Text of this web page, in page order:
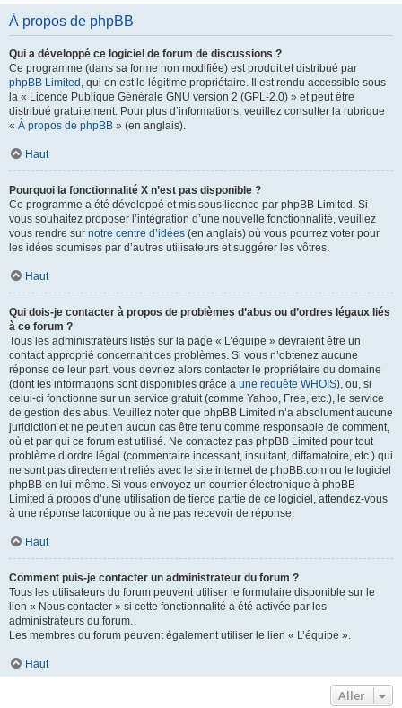
À propos de phpBB
Qui a développé ce logiciel de forum de discussions ?
Ce programme (dans sa forme non modifiée) est produit et distribué par
phpBB Limited , qui en est le légitime propriétaire. Il est rendu accessible sous
la « Licence Publique Générale GNU version 2 (GPL-2.0) » et peut être
distribué gratuitement. Pour plus d’informations, veuillez consulter la rubrique
« À propos de phpBB » (en anglais).
Haut
Pourquoi la fonctionnalité X n’est pas disponible ?
Ce programme a été développé et mis sous licence par phpBB Limited. Si
vous souhaitez proposer l’intégration d’une nouvelle fonctionnalité, veuillez
vous rendre sur notre centre d’idées (en anglais) où vous pourrez voter pour
les idées soumises par d’autres utilisateurs et suggérer les vôtres.
Haut
Qui dois-je contacter à propos de problèmes d’abus ou d’ordres légaux liés
à ce forum ?
Tous les administrateurs listés sur la page « L’équipe » devraient être un
contact approprié concernant ces problèmes. Si vous n’obtenez aucune
réponse de leur part, vous devriez alors contacter le propriétaire du domaine
(dont les informations sont disponibles grâce à une requête WHOIS), ou, si
celui-ci fonctionne sur un service gratuit (comme Yahoo, Free, etc.), le service
de gestion des abus. Veuillez noter que phpBB Limited n’a absolument aucune
juridiction et ne peut en aucun cas être tenu comme responsable de comment,
où et par qui ce forum est utilisé. Ne contactez pas phpBB Limited pour tout
problème d’ordre légal (commentaire incessant, insultant, diffamatoire, etc.) qui
ne sont pas directement reliés avec le site internet de phpBB.com ou le logiciel
phpBB en lui-même. Si vous envoyez un courrier électronique à phpBB
Limited à propos d’une utilisation de tierce partie de ce logiciel, attendez-vous
à une réponse laconique ou à ne pas recevoir de réponse.
Haut
Comment puis-je contacter un administrateur du forum ?
Tous les utilisateurs du forum peuvent utiliser le formulaire disponible sur le
lien « Nous contacter » si cette fonctionnalité a été activée par les
administrateurs du forum.
Les membres du forum peuvent également utiliser le lien « L’équipe ».
Haut
Aller